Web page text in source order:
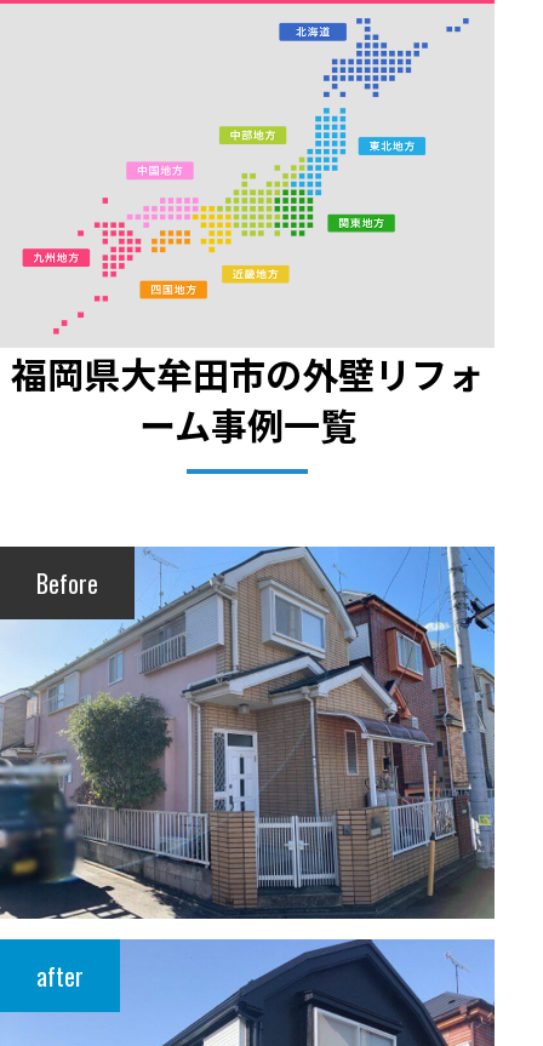
福岡県大牟田市の外壁リフォ
ーム事例一覧
Before
after